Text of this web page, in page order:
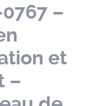
–
et
–